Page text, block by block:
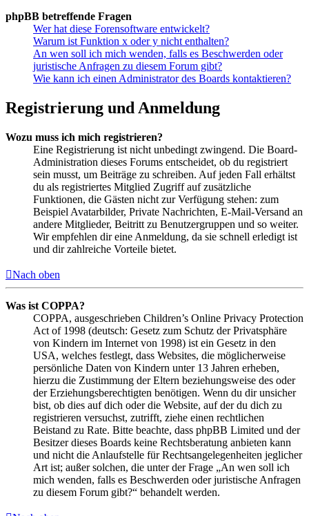
phpBB betreffende Fragen
Wer hat diese Forensoftware entwickelt?
Warum ist Funktion x oder y nicht enthalten?
An wen soll ich mich wenden, falls es Beschwerden oder
juristische Anfragen zu diesem Forum gibt?
Wie kann ich einen Administrator des Boards kontaktieren?
Registrierung und Anmeldung
Wozu muss ich mich registrieren?
Eine Registrierung ist nicht unbedingt zwingend. Die Board-
Administration dieses Forums entscheidet, ob du registriert
sein musst, um Beiträge zu schreiben. Auf jeden Fall erhältst
du als registriertes Mitglied Zugriff auf zusätzliche
Funktionen, die Gästen nicht zur Verfügung stehen: zum
Beispiel Avatarbilder, Private Nachrichten, E-Mail-Versand an
andere Mitglieder, Beitritt zu Benutzergruppen und so weiter.
Wir empfehlen dir eine Anmeldung, da sie schnell erledigt ist
und dir zahlreiche Vorteile bietet.
Nach oben
Was ist COPPA?
COPPA, ausgeschrieben Children’s Online Privacy Protection
Act of 1998 (deutsch: Gesetz zum Schutz der Privatsphäre
von Kindern im Internet von 1998) ist ein Gesetz in den
USA, welches festlegt, dass Websites, die möglicherweise
persönliche Daten von Kindern unter 13 Jahren erheben,
hierzu die Zustimmung der Eltern beziehungsweise des oder
der Erziehungsberechtigten benötigen. Wenn du dir unsicher
bist, ob dies auf dich oder die Website, auf der du dich zu
registrieren versuchst, zutrifft, ziehe einen rechtlichen
Beistand zu Rate. Bitte beachte, dass phpBB Limited und der
Besitzer dieses Boards keine Rechtsberatung anbieten kann
und nicht die Anlaufstelle für Rechtsangelegenheiten jeglicher
Art ist; außer solchen, die unter der Frage „An wen soll ich
mich wenden, falls es Beschwerden oder juristische Anfragen
zu diesem Forum gibt?“ behandelt werden.